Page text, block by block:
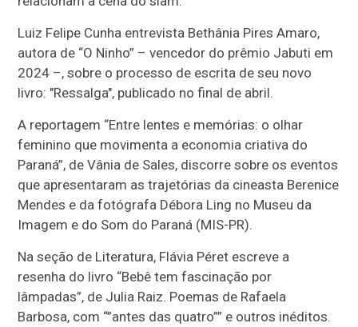
Luiz Felipe Cunha entrevista Bethânia Pires Amaro,
autora de “O Ninho” – vencedor do prêmio Jabuti em
2024 –, sobre o processo de escrita de seu novo
livro: "Ressalga", publicado no final de abril.
A reportagem “Entre lentes e memórias: o olhar
feminino que movimenta a economia criativa do
Paraná”, de Vânia de Sales, discorre sobre os eventos
que apresentaram as trajetórias da cineasta Berenice
Mendes e da fotógrafa Débora Ling no Museu da
Imagem e do Som do Paraná (MIS-PR).
Na seção de Literatura, Flávia Péret escreve a
resenha do livro “Bebê tem fascinação por
lâmpadas”, de Julia Raiz. Poemas de Rafaela
Barbosa, com “”antes das quatro”” e outros inéditos.